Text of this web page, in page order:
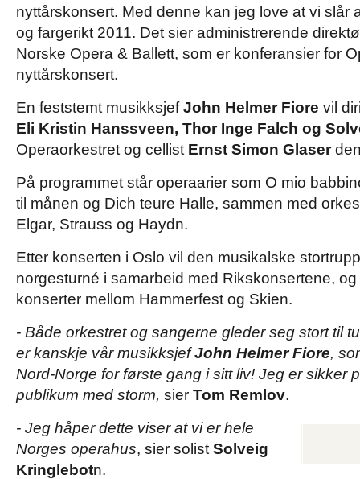
nyttårskonsert. Med denne kan jeg love at vi slår
og fargerikt 2011. Det sier administrerende
Norske Opera & Ballett, som er konferansier for
nyttårskonsert.
En feststemt musikksjefJohn Helmer Fiore vil
Eli Kristin Hanssveen, Thor Inge Falch og
Operaorkestret og cellist Ernst Simon Glaser
På programmet står operaarier som O mio
til månen og Dich teure Halle, sammen med
Elgar, Strauss og Haydn.
Etter konserten i Oslo vil den musikalske
norgesturné i samarbeid med Rikskonsertene,
konserter mellom Hammerfest og Skien.
- Både orkestret og sangerne gleder seg stort til
er kanskje vår musikksjefJohn Helmer Fiore,
Nord-Norge for første gang i sitt liv! Jeg er sikker
publikum med storm, sier Tom Remlov.
- Jeg håper dette viser at vi er hele
Norges operahus, sier solist Solveig
Kringlebotn.